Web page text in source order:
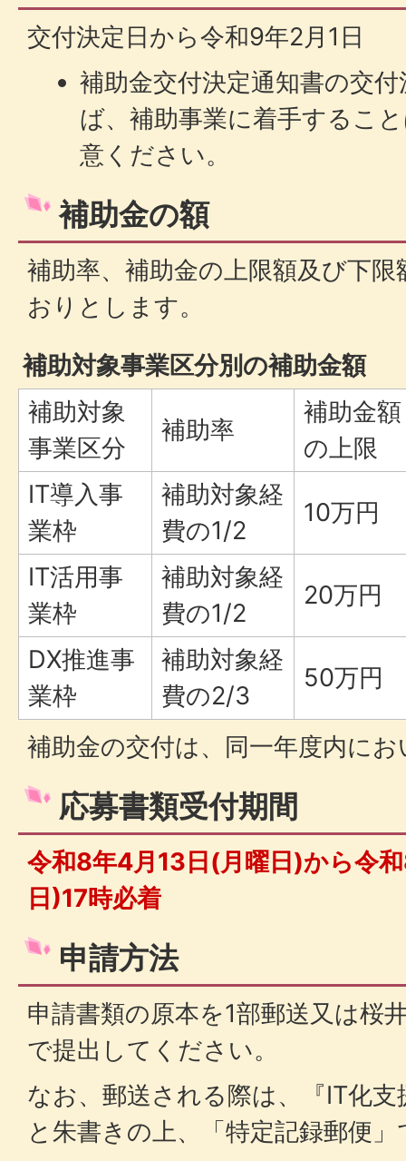
交付決定日から令和9年2月1日
補助金交付決定通知書の交
ば、補助事業に着手するこ
意ください。
補助金の額
補助率、補助金の上限額及び下
おりとします。
補助対象事業区分別の補助金額
補助対象
事業区分
補助率
補助金額
の上限
IT導入事
業枠
補助対象経
費の1/2
10万円
IT活用事
業枠
補助対象経
費の1/2
20万円
DX推進事
業枠
補助対象経
費の2/3
50万円
補助金の交付は、同一年度内に
応募書類受付期間
令和8年4月13日(月曜日)から令
日)17時必着
申請方法
申請書類の原本を1部郵送又は桜
で提出してください。
なお、郵送される際は、『IT化
と朱書きの上、「特定記録郵便